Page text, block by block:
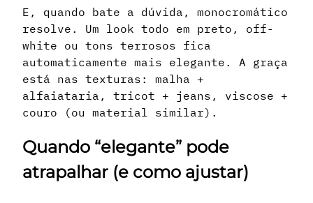
E, quando bate a dúvida, monocromático
resolve. Um look todo em preto, off-
white ou tons terrosos fica
automaticamente mais elegante. A graça
está nas texturas: malha +
alfaiataria, tricot + jeans, viscose +
couro (ou material similar).
Quando “elegante” pode
atrapalhar (e como ajustar)